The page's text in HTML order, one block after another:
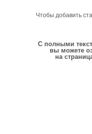
Чтобы добавить
С полными
вы можете
на